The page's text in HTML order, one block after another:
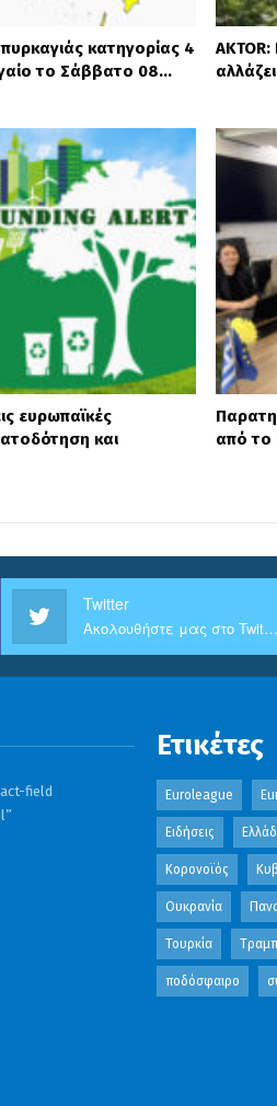
κατηγορίας 4
το Σάββατο 08…
ευρωπαϊκές
και
από το
Twitter
Ακολουθήστε μας στο Twitter
field
Ετικέτες
Euroleague
Ειδήσεις
Κορονοϊός
Ουκρανία
Τουρκία Τραμπ
ποδόσφαιρο